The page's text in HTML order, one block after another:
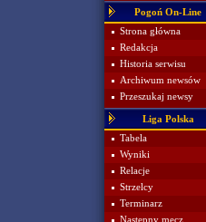
Pogoń On-Line
Strona główna
Redakcja
Historia serwisu
Archiwum newsów
Przeszukaj newsy
Liga Polska
Tabela
Wyniki
Relacje
Strzelcy
Terminarz
Następny mecz